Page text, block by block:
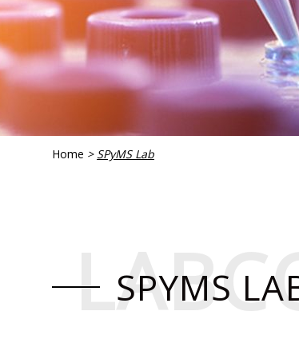
Home > SPyMS Lab
SPYMS